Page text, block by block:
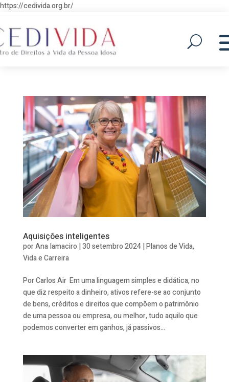
https://cedivida.org.br/
Aquisições inteligentes
porAna Iamaciro |30 setembro 2024|Planos de Vida,
Vida e Carreira
Por Carlos Air Em uma linguagem simples e didática, no
que diz respeito a dinheiro, ativos refere-se ao conjunto
de bens, créditos e direitos que compõem o patrimônio
de uma pessoa ou empresa, ou melhor, tudo aquilo que
podemos converter em ganhos, já passivos...